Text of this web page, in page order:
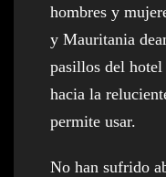
hombres y
y Mauritania
pasillos del
hacia la
permite usar.
No han sufrido